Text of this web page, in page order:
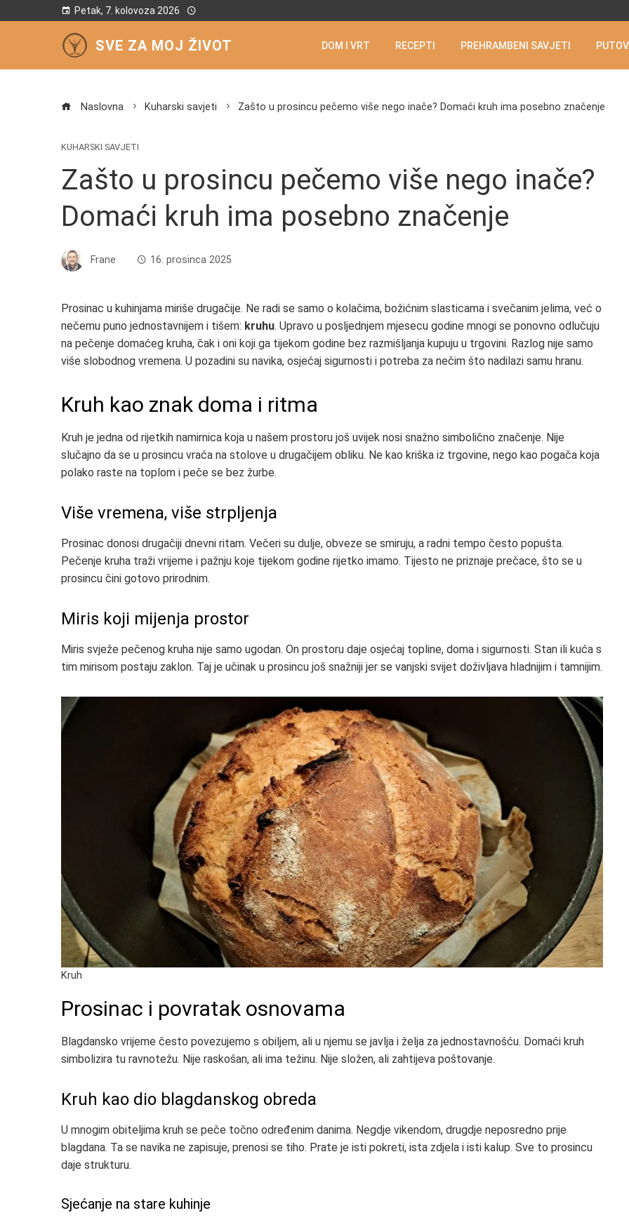
Petak, 7. kolovoza 2026
SVE ZA MOJ ŽIVOT DOM I VRT RECEPTI PREHRAMBENI SAVJETI
Naslovna Kuharski savjeti Zašto u prosincu pečemo više nego inače? Domaći kruh ima posebno značenje
KUHARSKI SAVJETI
Zašto u prosincu pečemo više nego inače?
Domaći kruh ima posebno značenje
Frane 16. prosinca 2025
Prosinac u kuhinjama miriše drugačije. Ne radi se samo o kolačima, božićnim slasticama i svečanim jelima, već o
nečemu puno jednostavnijem i tišem: kruhu. Upravo u posljednjem mjesecu godine mnogi se ponovno odlučuju
na pečenje domaćeg kruha, čak i oni koji ga tijekom godine bez razmišljanja kupuju u trgovini. Razlog nije samo
više slobodnog vremena. U pozadini su navika, osjećaj sigurnosti i potreba za nečim što nadilazi samu hranu.
Kruh kao znak doma i ritma
Kruh je jedna od rijetkih namirnica koja u našem prostoru još uvijek nosi snažno simbolično značenje. Nije
slučajno da se u prosincu vraća na stolove u drugačijem obliku. Ne kao kriška iz trgovine, nego kao pogača koja
polako raste na toplom i peče se bez žurbe.
Više vremena, više strpljenja
Prosinac donosi drugačiji dnevni ritam. Večeri su dulje, obveze se smiruju, a radni tempo često popušta.
Pečenje kruha traži vrijeme i pažnju koje tijekom godine rijetko imamo. Tijesto ne priznaje prečace, što se u
prosincu čini gotovo prirodnim.
Miris koji mijenja prostor
Miris svježe pečenog kruha nije samo ugodan. On prostoru daje osjećaj topline, doma i sigurnosti. Stan ili kuća s
tim mirisom postaju zaklon. Taj je učinak u prosincu još snažniji jer se vanjski svijet doživljava hladnijim i tamnijim.
Kruh
Prosinac i povratak osnovama
Blagdansko vrijeme često povezujemo s obiljem, ali u njemu se javlja i želja za jednostavnošću. Domaći kruh
simbolizira tu ravnotežu. Nije raskošan, ali ima težinu. Nije složen, ali zahtijeva poštovanje.
Kruh kao dio blagdanskog obreda
U mnogim obiteljima kruh se peče točno određenim danima. Negdje vikendom, drugdje neposredno prije
blagdana. Ta se navika ne zapisuje, prenosi se tiho. Prate je isti pokreti, ista zdjela i isti kalup. Sve to prosincu
daje strukturu.
Sjećanje na stare kuhinje